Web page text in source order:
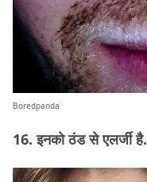
Boredpanda
16. इनको ठंड से एलर्जी है.